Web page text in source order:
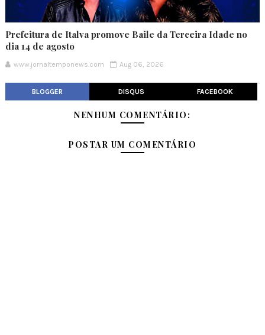
Prefeitura de Italva promove Baile da Terceira Idade no
dia 14 de agosto
www.jornaltemponews.com Aug 06, 2026
BLOGGER DISQUS FACEBOOK
NENHUM COMENTÁRIO:
POSTAR UM COMENTÁRIO